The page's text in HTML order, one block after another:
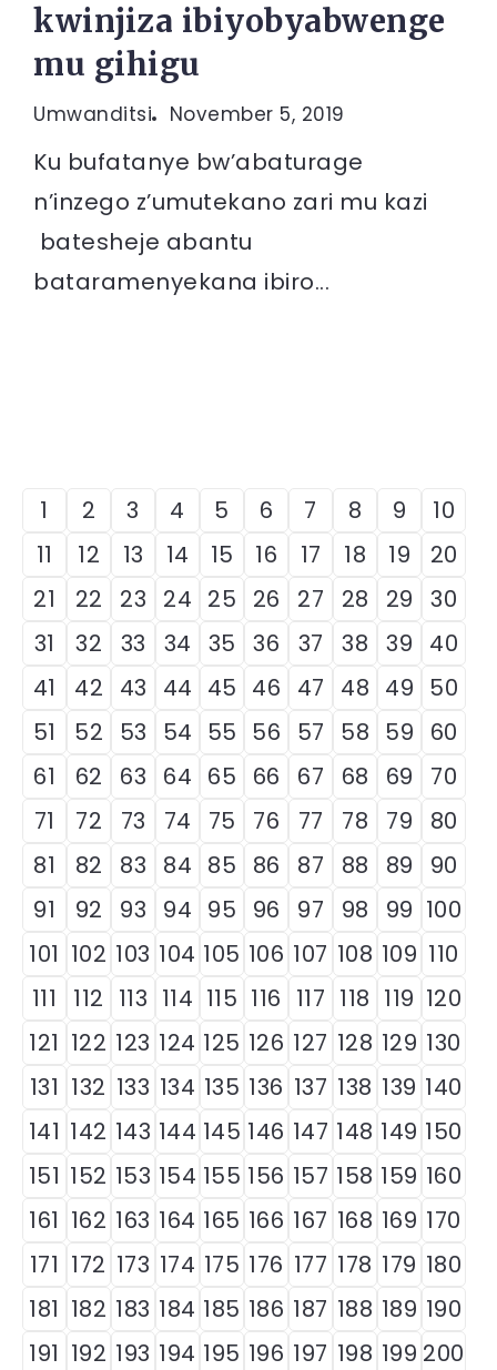
kwinjiza ibiyobyabwenge
mu gihigu
Umwanditsi November 5, 2019
Ku bufatanye bw’abaturage
n’inzego z’umutekano zari mu kazi
batesheje abantu
bataramenyekana ibiro...
1 2 3 4 5 6 7 8 9
10
11
12 13 14 15 16 17 18 19
20
21
22 23 24 25 26 27 28 29
30
31
32 33 34 35 36 37 38 39
40
41
42 43 44 45 46 47 48 49 50
51
52 53 54 55 56 57 58 59
60
61
62 63 64 65 66 67 68 69
70
71
72 73 74 75 76 77 78 79
80
81
82 83 84 85 86 87 88 89
90
91
92 93 94 95 96 97 98 99 100
101 102 103 104 105 106 107 108 109 110
111
112 113 114 115 116 117 118 119 120
121 122 123 124 125 126 127 128 129 130
131 132 133 134 135 136 137 138 139 140
141 142 143 144 145 146 147 148 149 150
151 152 153 154 155 156 157 158 159 160
161 162 163 164 165 166 167 168 169 170
171 172 173 174 175 176 177 178 179 180
181 182 183 184 185 186 187 188 189 190
191 192 193 194 195 196 197 198 199 200